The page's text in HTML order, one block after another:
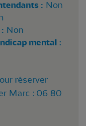
: Non
Non
mental :
réserver
Marc : 06 80